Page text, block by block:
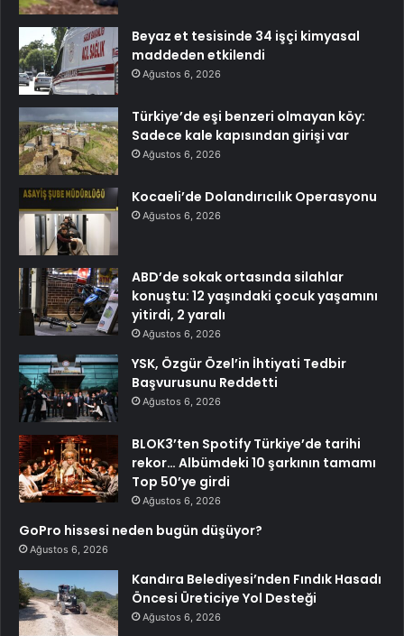
Beyaz et tesisinde 34 işçi kimyasal
maddeden etkilendi
Ağustos 6, 2026
Türkiye’de eşi benzeri olmayan köy:
Sadece kale kapısından girişi var
Ağustos 6, 2026
Kocaeli’de Dolandırıcılık Operasyonu
Ağustos 6, 2026
ABD’de sokak ortasında silahlar
konuştu: 12 yaşındaki çocuk yaşamını
yitirdi, 2 yaralı
Ağustos 6, 2026
YSK, Özgür Özel’in İhtiyati Tedbir
Başvurusunu Reddetti
Ağustos 6, 2026
BLOK3’ten Spotify Türkiye’de tarihi
rekor… Albümdeki 10 şarkının tamamı
Top 50’ye girdi
Ağustos 6, 2026
GoPro hissesi neden bugün düşüyor?
Ağustos 6, 2026
Kandıra Belediyesi’nden Fındık Hasadı
Öncesi Üreticiye Yol Desteği
Ağustos 6, 2026